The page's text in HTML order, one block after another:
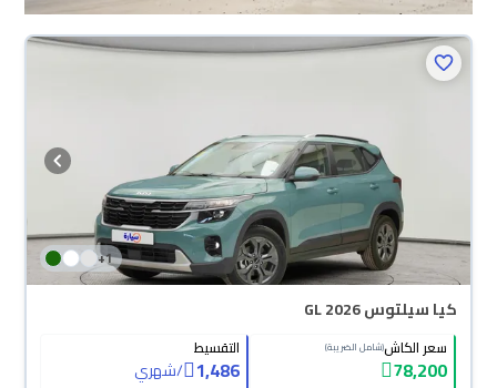
1
+
كيا سيلتوس GL 2026
سعر الكاش(شامل الضريبة)
78,200
التقسيط
1,486
/شهري